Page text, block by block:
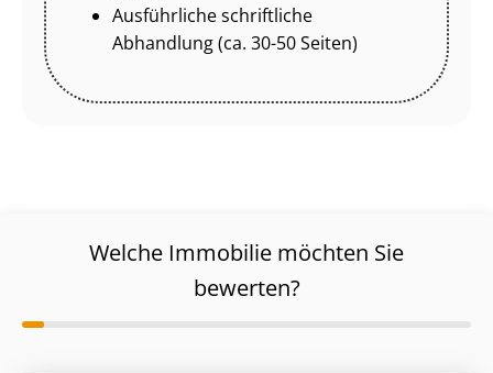
Ausführliche schriftliche
Abhandlung (ca. 30-50 Seiten)
Welche Immobilie möchten Sie
bewerten?